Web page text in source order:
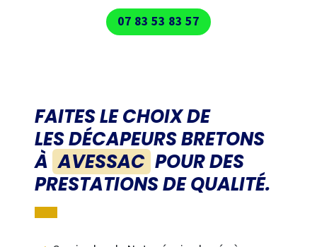
07 83 53 83 57
FAITES LE CHOIX DE
LES DÉCAPEURS BRETONS
À AVESSAC POUR DES
PRESTATIONS DE QUALITÉ.